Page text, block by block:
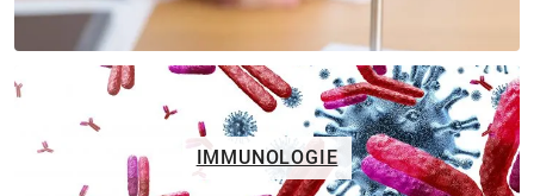
IMMUNOLOGIE